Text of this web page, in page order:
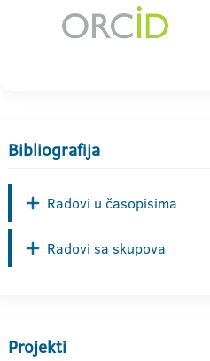
Bibliografija
Radovi u časopisima
Radovi sa skupova
Projekti